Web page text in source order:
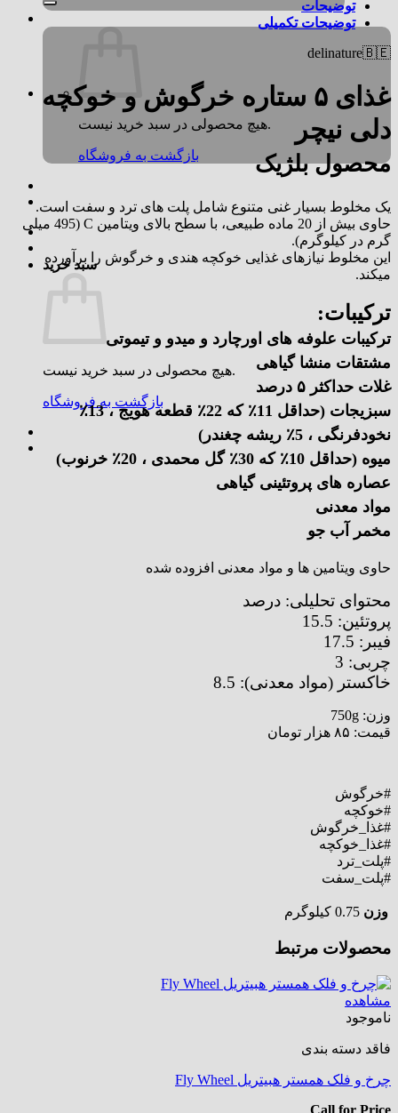
هیچ محصولی در سبد خرید نیست.
بازگشت به فروشگاه
سبد خرید
هیچ محصولی در سبد خرید نیست.
بازگشت به فروشگاه
توضیحات
توضیحات تکمیلی
delinature🇧🇪
غذای ۵ ستاره خرگوش و خوکچه
دلی نیچر
محصول بلژیک
یک مخلوط بسیار غنی متنوع شامل پلت های ترد و سفت است.
حاوی بیش از 20 ماده طبیعی، با سطح بالای ویتامین C (495 میلی
گرم در کیلوگرم).
این مخلوط نیازهای غذایی خوکچه هندی و خرگوش را برآورده
میکند.
ترکیبات:
ترکیبات علوفه های اورچارد و میدو و تیموتی
مشتقات منشا گیاهی
غلات حداکثر ۵ درصد
سبزیجات (حداقل 11٪ که 22٪ قطعه هویج ، 13٪
نخودفرنگی ، 5٪ ریشه چغندر)
میوه (حداقل 10٪ که 30٪ گل محمدی ، 20٪ خرنوب)
عصاره های پروتئینی گیاهی
مواد معدنی
مخمر آب جو
حاوی ویتامین ها و مواد معدنی افزوده شده
محتوای تحلیلی: درصد
پروتئین: 15.5
فیبر: 17.5
چربی: 3
خاکستر (مواد معدنی): 8.5
وزن: 750g
قیمت: ۸۵ هزار تومان
#خرگوش
#خوکچه
#غذا_خرگوش
#غذا_خوکچه
#پلت_ترد
#پلت_سفت
وزن 0.75 کیلوگرم
محصولات مرتبط
مشاهده
ناموجود
فاقد دسته بندی
چرخ و فلک همستر هبیتریل Fly Wheel
Call for Price